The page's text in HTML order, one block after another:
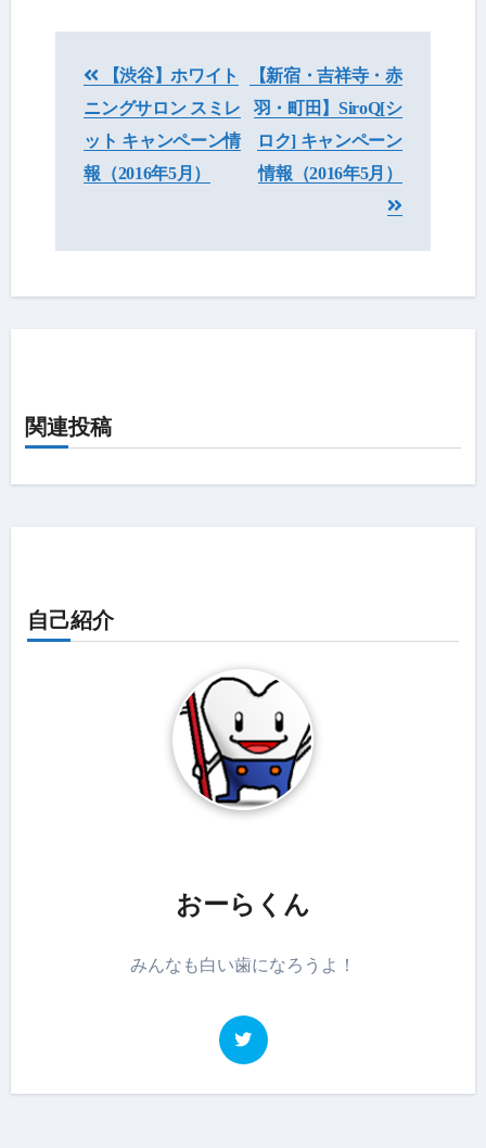
稿
ナ
ビ
シ
【渋谷】ホワイト
ニングサロン スミレ
ット キャンペーン情
報（2016年5月）
【新宿・吉祥寺・赤
羽・町田】SiroQ[シ
ロク] キャンペーン
情報（2016年5月）
関連投稿
自己紹介
おーらくん
みんなも白い歯になろうよ！